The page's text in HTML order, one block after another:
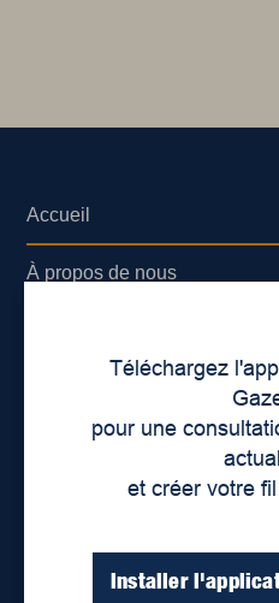
Téléchargez
pour une
et créer votre
Installer
Accueil
À propos de nous
Lieux de distribution